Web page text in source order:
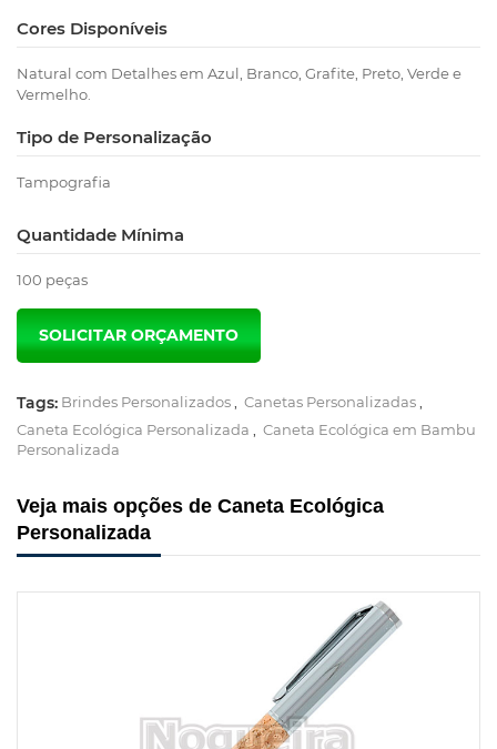
Cores Disponíveis
Natural com Detalhes em Azul, Branco, Grafite, Preto, Verde e
Vermelho.
Tipo de Personalização
Tampografia
Quantidade Mínima
100 peças
Tags: Brindes Personalizados Canetas Personalizadas
Caneta Ecológica Personalizada
Caneta Ecológica em Bambu
Personalizada
Veja mais opções de Caneta Ecológica
Personalizada